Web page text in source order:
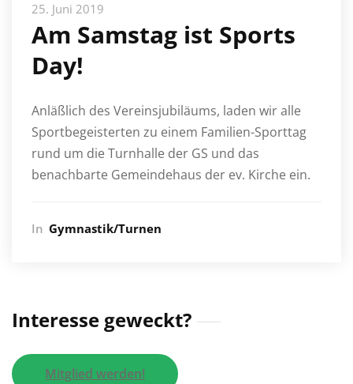
25. Juni 2019
Am Samstag ist Sports
Day!
Anläßlich des Vereinsjubiläums, laden wir alle
Sportbegeisterten zu einem Familien-Sporttag
rund um die Turnhalle der GS und das
benachbarte Gemeindehaus der ev. Kirche ein.
In Gymnastik/Turnen
Interesse geweckt?
Mitglied werden!